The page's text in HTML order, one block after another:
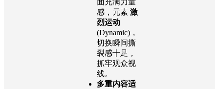
面充满力量
感，元素 激
烈运动
(Dynamic)，
切换瞬间撕
裂感十足，
抓牢观众视
线。
多重内容适